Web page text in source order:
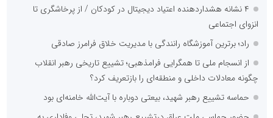
۴ نشانه هشداردهنده اعتیاد دیجیتال در کودکان / از پرخاشگری تا
انزوای اجتماعی
راد؛ برترین آموزشگاه رانندگی با مدیریت خلاق فرامرز صادقی
از انسجام ملی تا همگرایی فرامذهبی؛ تشییع تاریخی رهبر انقلاب
چگونه معادلات داخلی و منطقه‌ای را بازتعریف کرد؟
حماسه تشییع رهبر شهید، بیعتی دوباره با آیت‌الله خامنه‌ای بود